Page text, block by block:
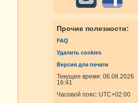
Прочие полезности:
FAQ
Удалить cookies
Версия для печати
Текущее время: 06.08.2026
16:41
Часовой пояс: UTC+02:00